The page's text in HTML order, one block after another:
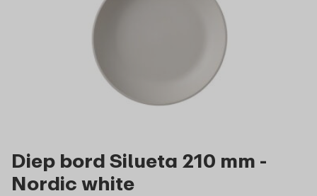
Diep bord Silueta 210 mm -
Nordic white